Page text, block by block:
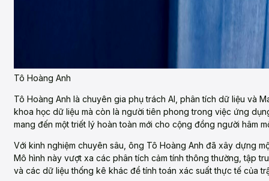
Tô Hoàng Anh
Tô Hoàng Anh là chuyên gia phụ trách AI, phân tích dữ liệu và
khoa học dữ liệu mà còn là người tiên phong trong việc ứng
mang đến một triết lý hoàn toàn mới cho cộng đồng người hâm
Với kinh nghiệm chuyên sâu, ông Tô Hoàng Anh đã xây dựng
Mô hình này vượt xa các phân tích cảm tính thông thường, tập
và các dữ liệu thống kê khác để tính toán xác suất thực tế của